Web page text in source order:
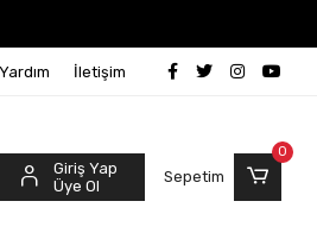
Yardım İletişim
Giriş Yap
Üye Ol
Sepetim
0